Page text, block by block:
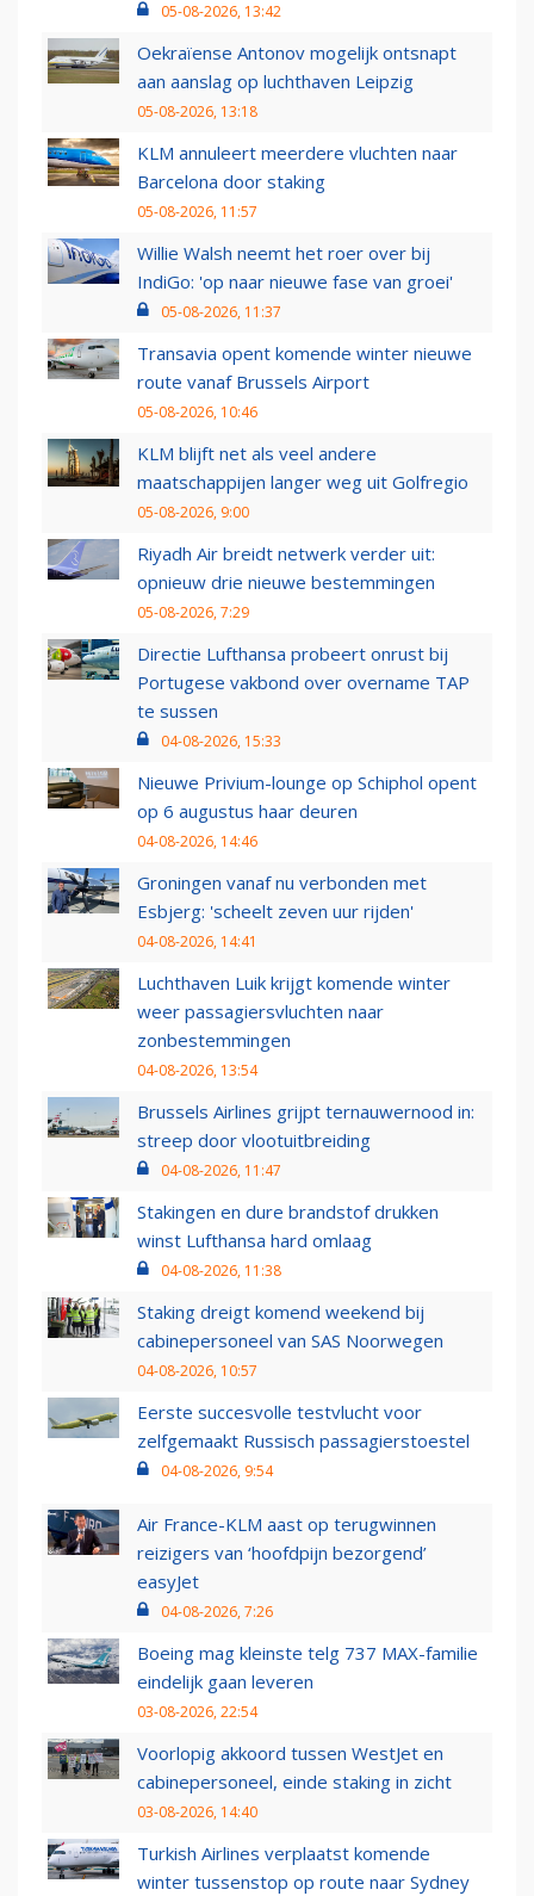
05-08-2026, 13:42
Oekraïense Antonov mogelijk ontsnapt
aan aanslag op luchthaven Leipzig
05-08-2026, 13:18
KLM annuleert meerdere vluchten naar
Barcelona door staking
05-08-2026, 11:57
Willie Walsh neemt het roer over bij
IndiGo: 'op naar nieuwe fase van groei'
05-08-2026, 11:37
Transavia opent komende winter nieuwe
route vanaf Brussels Airport
05-08-2026, 10:46
KLM blijft net als veel andere
maatschappijen langer weg uit Golfregio
05-08-2026, 9:00
Riyadh Air breidt netwerk verder uit:
opnieuw drie nieuwe bestemmingen
05-08-2026, 7:29
Directie Lufthansa probeert onrust bij
Portugese vakbond over overname TAP
te sussen
04-08-2026, 15:33
Nieuwe Privium-lounge op Schiphol opent
op 6 augustus haar deuren
04-08-2026, 14:46
Groningen vanaf nu verbonden met
Esbjerg: 'scheelt zeven uur rijden'
04-08-2026, 14:41
Luchthaven Luik krijgt komende winter
weer passagiersvluchten naar
zonbestemmingen
04-08-2026, 13:54
Brussels Airlines grijpt ternauwernood in:
streep door vlootuitbreiding
04-08-2026, 11:47
Stakingen en dure brandstof drukken
winst Lufthansa hard omlaag
04-08-2026, 11:38
Staking dreigt komend weekend bij
cabinepersoneel van SAS Noorwegen
04-08-2026, 10:57
Eerste succesvolle testvlucht voor
zelfgemaakt Russisch passagierstoestel
04-08-2026, 9:54
Air France-KLM aast op terugwinnen
reizigers van ‘hoofdpijn bezorgend’
easyJet
04-08-2026, 7:26
Boeing mag kleinste telg 737 MAX-familie
eindelijk gaan leveren
03-08-2026, 22:54
Voorlopig akkoord tussen WestJet en
cabinepersoneel, einde staking in zicht
03-08-2026, 14:40
Turkish Airlines verplaatst komende
winter tussenstop op route naar Sydney